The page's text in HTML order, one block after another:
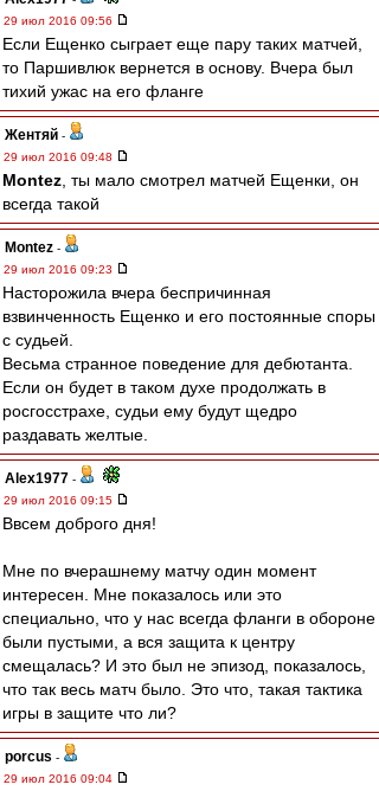
29 июл 2016 09:56
Если Ещенко сыграет еще пару таких матчей,
то Паршивлюк вернется в основу. Вчера был
тихий ужас на его фланге
Жентяй -
29 июл 2016 09:48
Montez , ты мало смотрел матчей Ещенки, он
всегда такой
Montez -
29 июл 2016 09:23
Насторожила вчера беспричинная
взвинченность Ещенко и его постоянные споры
с судьей.
Весьма странное поведение для дебютанта.
Если он будет в таком духе продолжать в
росгосстрахе, судьи ему будут щедро
раздавать желтые.
Alex1977 -
29 июл 2016 09:15
Ввсем доброго дня!
Мне по вчерашнему матчу один момент
интересен. Мне показалось или это
специально, что у нас всегда фланги в обороне
были пустыми, а вся защита к центру
смещалась? И это был не эпизод, показалось,
что так весь матч было. Это что, такая тактика
игры в защите что ли?
porcus -
29 июл 2016 09:04